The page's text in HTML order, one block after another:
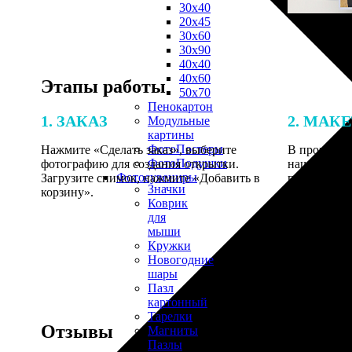
30х40
20х45
30х60
30х90
40х40
40х60
50х70
Пенокартон
Модульные
картины
ФотоПостеры
ФотоПодушки
Фотоcувениры
Значки
Коврик
для
мыши
Кружки
Новогодние
шары
Пазл
картонный
Тарелки
Магниты
Пазлы
Этапы работы
1. ЗАКАЗ
Нажмите «Сделать заказ», выберите
фотографию для создания открытки.
Загрузите снимок, нажмите «Добавить в
корзину».
2.
В процессе
наши
по
Отзывы